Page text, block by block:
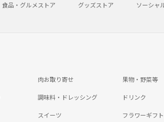
食品・グルメストア グッズストア ソーシャ
肉お取り寄せ 果物・野菜等
調味料・ドレッシング ドリンク
スイーツ フラワーギフト